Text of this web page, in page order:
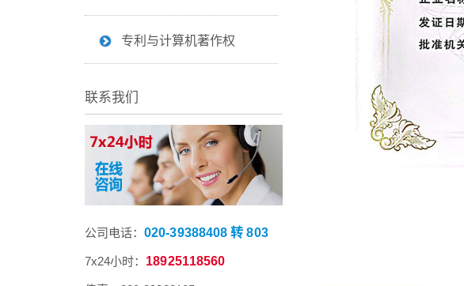
专利与计算机著作权
联系我们
公司电话： 020-39388408 转 803
7x24小时： 18925118560